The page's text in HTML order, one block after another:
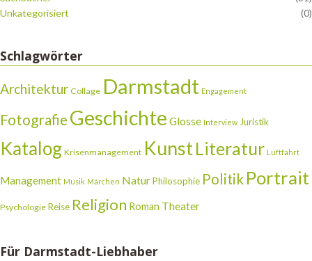
Unkategorisiert
(0)
Schlagwörter
Architektur Collage Darmstadt Engagement
Fotografie Geschichte Glosse Interview Juristik
Katalog Krisenmanagement KunstLiteratur Luftfahrt
Management Musik Märchen NaturPhilosophie Politik Portrait
Psychologie Reise Religion Roman Theater
Für Darmstadt-Liebhaber